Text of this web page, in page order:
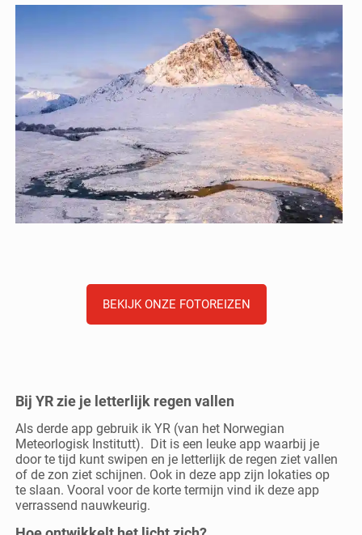
BEKIJK ONZE FOTOREIZEN
Bij YR zie je letterlijk regen vallen
Als derde app gebruik ik YR (van het Norwegian
Meteorlogisk Institutt). Dit is een leuke app waarbij je
door te tijd kunt swipen en je letterlijk de regen ziet vallen
of de zon ziet schijnen. Ook in deze app zijn lokaties op
te slaan. Vooral voor de korte termijn vind ik deze app
verrassend nauwkeurig.